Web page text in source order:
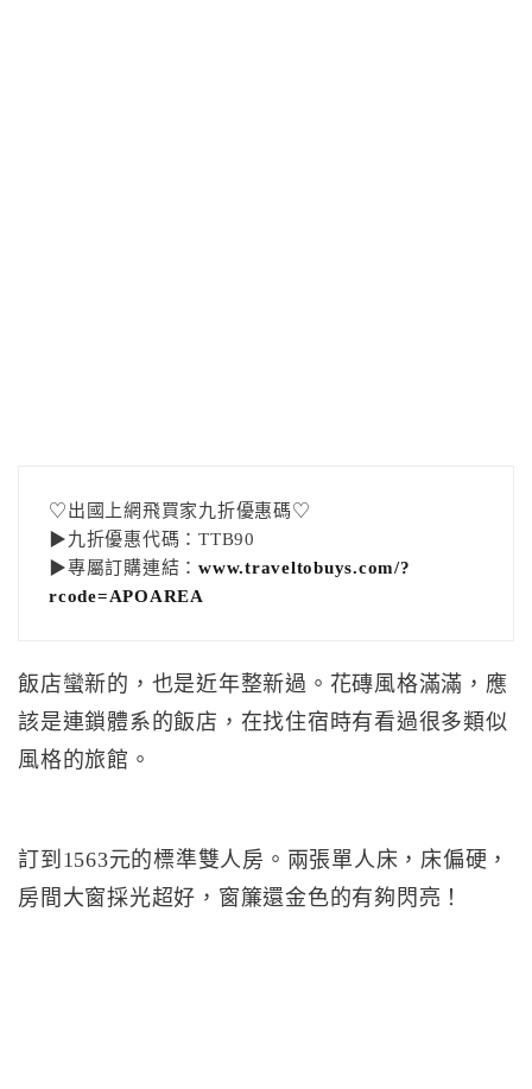
♡出國上網飛買家九折優惠碼♡
▶九折優惠代碼：TTB90
▶專屬訂購連結： www.traveltobuys.com/?
rcode=APOAREA
飯店蠻新的，也是近年整新過。花磚風格滿滿，應
該是連鎖體系的飯店，在找住宿時有看過很多類似
風格的旅館。
訂到1563元的標準雙人房。兩張單人床，床偏硬，
房間大窗採光超好，窗簾還金色的有夠閃亮！